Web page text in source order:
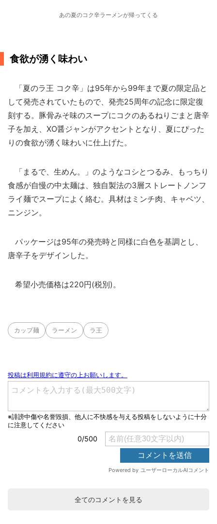
あの夏のコク辛ラーメンが帰ってくる
食欲が湧く味わい
「夏のラ王 コク辛」は95年から99年まで夏の限定品と
して発売されていたもので、発売25周年の記念に限定復
刻する。豚骨みそ味のスープにコクのあるねりごまと唐辛
子を加え、XO醤ジャンがアクセントとなり、夏にぴった
りの食欲が湧く味わいに仕上げた。
「まるで、生めん。」のようなコシとつるみ、もっちり
食感が自慢の中太麺は、独自製法の3層ストレートノンフ
ライ麺でスープによく絡む。具材はミンチ肉、キャベツ、
ニンジン。
パッケージは95年の発売時と同様に白色を基調とし、
唐辛子をデザインした。
希望小売価格は220円(税別)。
カップ麺 ラーメン ラ王
全てのコメントを見る